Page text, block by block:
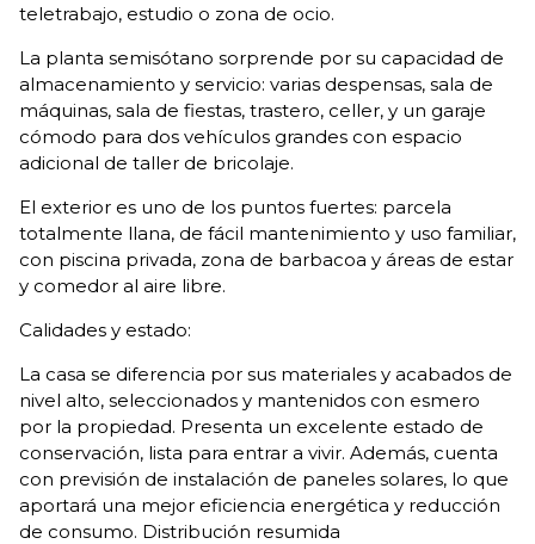
teletrabajo, estudio o zona de ocio.
La planta semisótano sorprende por su capacidad de
almacenamiento y servicio: varias despensas, sala de
máquinas, sala de fiestas, trastero, celler, y un garaje
cómodo para dos vehículos grandes con espacio
adicional de taller de bricolaje.
El exterior es uno de los puntos fuertes: parcela
totalmente llana, de fácil mantenimiento y uso familiar,
con piscina privada, zona de barbacoa y áreas de estar
y comedor al aire libre.
Calidades y estado:
La casa se diferencia por sus materiales y acabados de
nivel alto, seleccionados y mantenidos con esmero
por la propiedad. Presenta un excelente estado de
conservación, lista para entrar a vivir. Además, cuenta
con previsión de instalación de paneles solares, lo que
aportará una mejor eficiencia energética y reducción
de consumo. Distribución resumida